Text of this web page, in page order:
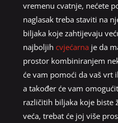
vremenu cvatnje, nećete
naglasak treba staviti na
biljaka koje zahtijevaju
najboljih cvjećarna je da
prostor kombiniranjem
će vam pomoći da vaš vrt
a također će vam
različitih biljaka koje biste
veća, trebat će joj više